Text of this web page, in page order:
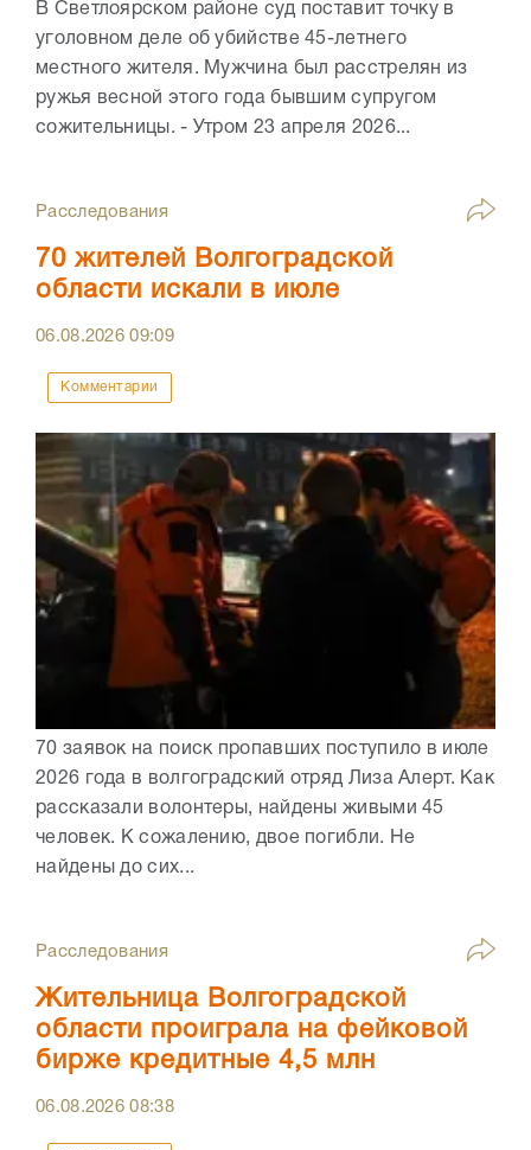
В Светлоярском районе суд поставит точку в
уголовном деле об убийстве 45-летнего
местного жителя. Мужчина был расстрелян из
ружья весной этого года бывшим супругом
сожительницы. - Утром 23 апреля 2026...
Расследования
70 жителей Волгоградской
области искали в июле
06.08.202609:09
Комментарии
70 заявок на поиск пропавших поступило в июле
2026 года в волгоградский отряд Лиза Алерт. Как
рассказали волонтеры, найдены живыми 45
человек. К сожалению, двое погибли. Не
найдены до сих...
Расследования
Жительница Волгоградской
области проиграла на фейковой
бирже кредитные 4,5 млн
06.08.202608:38